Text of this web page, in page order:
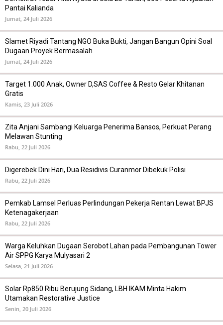
Pantai Kalianda
Jumat, 24 Juli 2026
Slamet Riyadi Tantang NGO Buka Bukti, Jangan Bangun Opini Soal
Dugaan Proyek Bermasalah
Jumat, 24 Juli 2026
Target 1.000 Anak, Owner D,SAS Coffee & Resto Gelar Khitanan
Gratis
Kamis, 23 Juli 2026
Zita Anjani Sambangi Keluarga Penerima Bansos, Perkuat Perang
Melawan Stunting
Rabu, 22 Juli 2026
Digerebek Dini Hari, Dua Residivis Curanmor Dibekuk Polisi
Rabu, 22 Juli 2026
Pemkab Lamsel Perluas Perlindungan Pekerja Rentan Lewat BPJS
Ketenagakerjaan
Rabu, 22 Juli 2026
Warga Keluhkan Dugaan Serobot Lahan pada Pembangunan Tower
Air SPPG Karya Mulyasari 2
Selasa, 21 Juli 2026
Solar Rp850 Ribu Berujung Sidang, LBH IKAM Minta Hakim
Utamakan Restorative Justice
Senin, 20 Juli 2026